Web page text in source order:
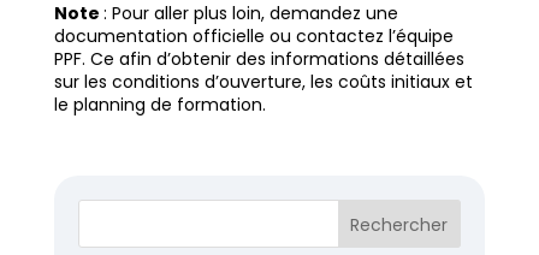
Note : Pour aller plus loin, demandez une
documentation officielle ou contactez l’équipe
PPF. Ce afin d’obtenir des informations détaillées
sur les conditions d’ouverture, les coûts initiaux et
le planning de formation.